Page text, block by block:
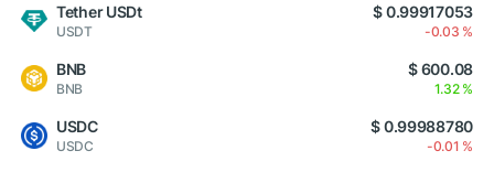
Tether USDt
USDT
$ 0.99917053
-0.03 %
BNB
BNB
$ 600.08
1.32 %
USDC
USDC
$ 0.99988780
-0.01 %